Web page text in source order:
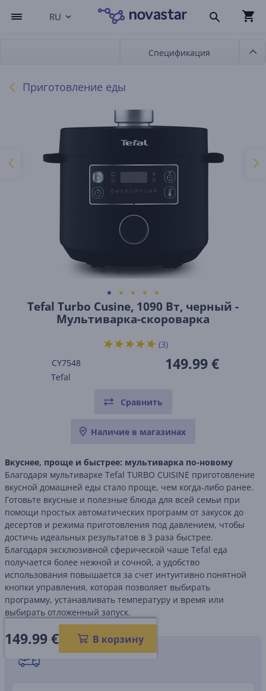
RU
Спецификация
Приготовление еды
Tefal Turbo Cusine, 1090 Вт, черный -
Мультиварка-скороварка
CY7548
Tefal
149.99 €
(3)
Сравнить
Наличие в магазинах
Вкуснее, проще и быстрее: мультиварка по-новому
Благодаря мультиварке Tefal TURBO CUISINE приготовление
вкусной домашней еды стало проще, чем когда-либо ранее.
Готовьте вкусные и полезные блюда для всей семьи при
помощи простых автоматических программ от закусок до
десертов и режима приготовления под давлением, чтобы
достичь идеальных результатов в 3 раза быстрее.
Благодаря эксклюзивной сферической чаше Tefal еда
получается более нежной и сочной, а удобство
использования повышается за счет интуитивно понятной
кнопки управления, которая позволяет выбирать
программу, устанавливать температуру и время или
выбирать отложенный запуск.
149.99€ В корзину
Способы доставки